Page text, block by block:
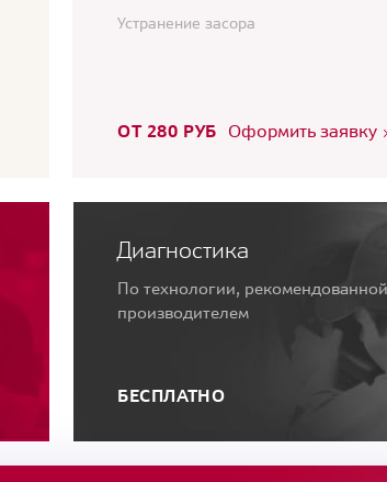
Устранение засора
ОТ 280 РУБ Оформить заявку
Диагностика
По технологии, рекомендованной
производителем
БЕСПЛАТНО